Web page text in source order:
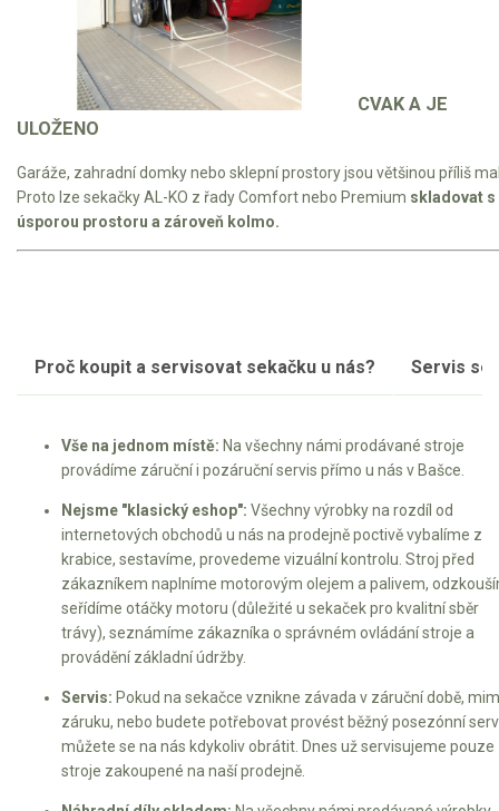
CVAK A JE
ULOŽENO
Garáže, zahradní domky nebo sklepní prostory jsou většinou příliš
Proto lze sekačky AL-KO z řady Comfort nebo Premium skladovat s
úsporou prostoru a zároveň kolmo.
Proč koupit a servisovat sekačku u nás? Servis
Vše na jednom místě: Na všechny námi prodávané stroje
provádíme záruční i pozáruční servis přímo u nás v Bašce.
Nejsme "klasický eshop": Všechny výrobky na rozdíl od
internetových obchodů u nás na prodejně poctivě vybalíme z
krabice, sestavíme, provedeme vizuální kontrolu. Stroj před
zákazníkem naplníme motorovým olejem a palivem,
seřídíme otáčky motoru (důležité u sekaček pro kvalitní sběr
trávy), seznámíme zákazníka o správném ovládání stroje a
provádění základní údržby.
Servis: Pokud na sekačce vznikne závada v záruční době,
záruku, nebo budete potřebovat provést běžný posezónní
můžete se na nás kdykoliv obrátit. Dnes už servisujeme pouze
stroje zakoupené na naší prodejně.